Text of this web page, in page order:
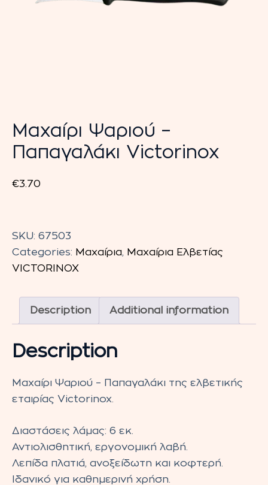
Μαχαίρι Ψαριού –
Παπαγαλάκι Victorinox
€3.70
Ψαριού
-
Παπαγαλάκι
quantity
SKU: 67503
Categories: Μαχαίρια, Μαχαίρια Ελβετίας
VICTORINOX
Description Additional information
Description
Μαχαίρι Ψαριού – Παπαγαλάκι της ελβετικής
εταιρίας Victorinox.
Διαστάσεις λάμας: 6 εκ.
Αντιολισθητική, εργονομική λαβή.
Λεπίδα πλατιά, ανοξείδωτη και κοφτερή.
Ιδανικό για καθημερινή χρήση.